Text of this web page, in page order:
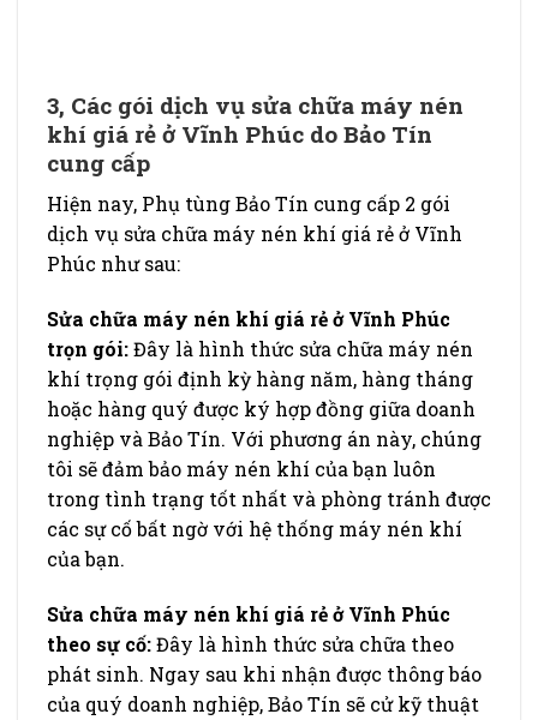
3, Các gói dịch vụ sửa chữa máy nén
khí giá rẻ ở Vĩnh Phúc do Bảo Tín
cung cấp
Hiện nay, Phụ tùng Bảo Tín cung cấp 2 gói
dịch vụ sửa chữa máy nén khí giá rẻ ở Vĩnh
Phúc như sau:
Sửa chữa máy nén khí giá rẻ ở Vĩnh Phúc
trọn gói:Đây là hình thức sửa chữa máy nén
khí trọng gói định kỳ hàng năm, hàng tháng
hoặc hàng quý được ký hợp đồng giữa doanh
nghiệp và Bảo Tín. Với phương án này, chúng
tôi sẽ đảm bảo máy nén khí của bạn luôn
trong tình trạng tốt nhất và phòng tránh được
các sự cố bất ngờ với hệ thống máy nén khí
của bạn.
Sửa chữa máy nén khí giá rẻ ở Vĩnh Phúc
theo sự cố:Đây là hình thức sửa chữa theo
phát sinh. Ngay sau khi nhận được thông báo
của quý doanh nghiệp, Bảo Tín sẽ cử kỹ thuật